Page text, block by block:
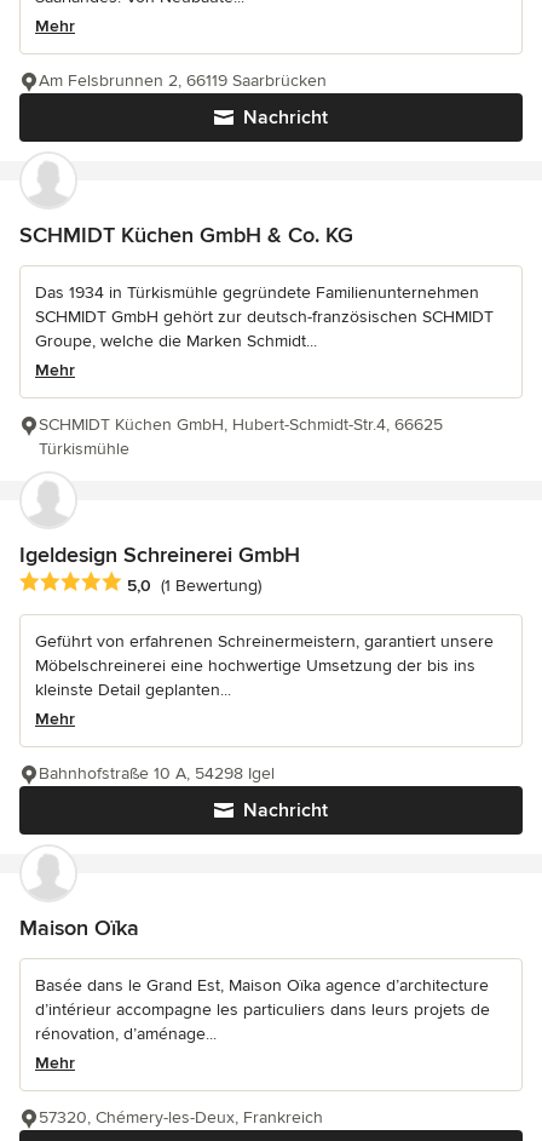
Mehr
Nachricht
Am Felsbrunnen 2, 66119 Saarbrücken
SCHMIDT Küchen GmbH & Co. KG
Das 1934 in Türkismühle gegründete Familienunternehmen
SCHMIDT GmbH gehört zur deutsch-französischen SCHMIDT
Groupe, welche die Marken Schmidt...
Mehr
SCHMIDT Küchen GmbH, Hubert-Schmidt-Str.4, 66625
Türkismühle
Igeldesign Schreinerei GmbH
Durchschnittliche Bewertung: 5 von 5 Sternen
5,0 (1 Bewertung)
Geführt von erfahrenen Schreinermeistern, garantiert unsere
Möbelschreinerei eine hochwertige Umsetzung der bis ins
kleinste Detail geplanten...
Mehr
Nachricht
Bahnhofstraße 10 A, 54298 Igel
Maison Oïka
Basée dans le Grand Est, Maison Oïka agence d’architecture
d’intérieur accompagne les particuliers dans leurs projets de
rénovation, d’aménage...
Mehr
57320, Chémery-les-Deux, Frankreich